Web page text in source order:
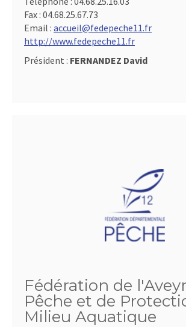
Fax : 04.68.25.67.73
Email : accueil@fedepeche11.fr
http://www.fedepeche11.fr
Président : FERNANDEZ David
Fédération de
Pêche et de
Milieu Aquatique